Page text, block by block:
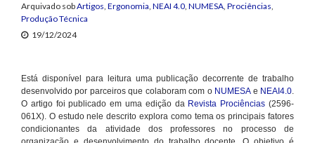
Arquivado sobArtigos, Ergonomia, NEAI 4.0, NUMESA, Prociências,
Produção Técnica
19/12/2024
Está disponível para leitura uma publicação decorrente de trabalho
desenvolvido por parceiros que colaboram com o NUMESAe NEAI4.0.
O artigo foi publicado em uma edição da Revista Prociências (2596-
061X). O estudo nele descrito explora como tema os principais fatores
condicionantes da atividade dos professores no processo de